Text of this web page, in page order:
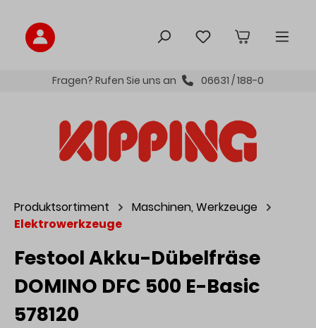
Fragen? Rufen Sie uns an 06631 / 188-0
Produktsortiment
Maschinen, Werkzeuge
Elektrowerkzeuge
Festool Akku-Dübelfräse
DOMINO DFC 500 E-Basic
578120